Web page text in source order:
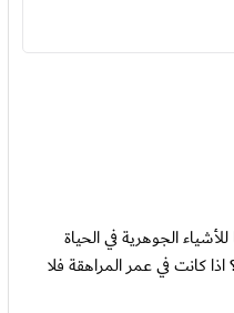
الجوهرية في الحياة
كانت في عمر المراهقة فلا